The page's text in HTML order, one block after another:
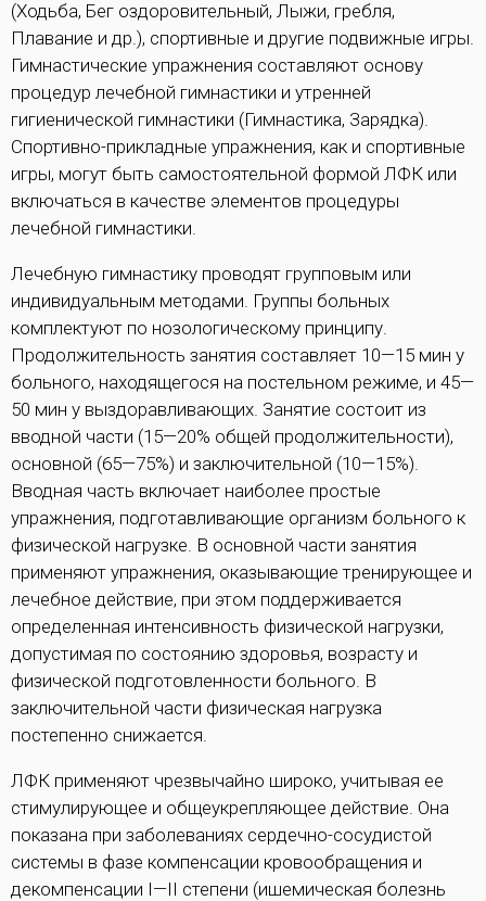
(Ходьба, Бег оздоровительный, Лыжи, гребля,
Плавание и др.), спортивные и другие подвижные игры.
Гимнастические упражнения составляют основу
процедур лечебной гимнастики и утренней
гигиенической гимнастики (Гимнастика, Зарядка).
Спортивно-прикладные упражнения, как и спортивные
игры, могут быть самостоятельной формой ЛФК или
включаться в качестве элементов процедуры
лечебной гимнастики.
Лечебную гимнастику проводят групповым или
индивидуальным методами. Группы больных
комплектуют по нозологическому принципу.
Продолжительность занятия составляет 10—15 мин у
больного, находящегося на постельном режиме, и 45—
50 мин у выздоравливающих. Занятие состоит из
вводной части (15—20% общей продолжительности),
основной (65—75%) и заключительной (10—15%).
Вводная часть включает наиболее простые
упражнения, подготавливающие организм больного к
физической нагрузке. В основной части занятия
применяют упражнения, оказывающие тренирующее и
лечебное действие, при этом поддерживается
определенная интенсивность физической нагрузки,
допустимая по состоянию здоровья, возрасту и
физической подготовленности больного. В
заключительной части физическая нагрузка
постепенно снижается.
ЛФК применяют чрезвычайно широко, учитывая ее
стимулирующее и общеукрепляющее действие. Она
показана при заболеваниях сердечно-сосудистой
системы в фазе компенсации кровообращения и
декомпенсации I—II степени (ишемическая болезнь